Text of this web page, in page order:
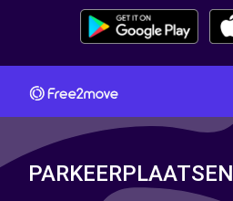
PARKEERPLAATSEN